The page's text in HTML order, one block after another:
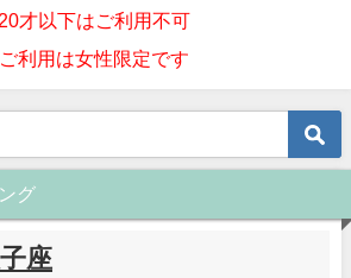
才以下はご利用不可
利用は女性限定です
グ
座